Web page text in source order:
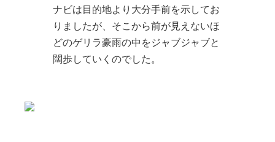
ナビは目的地より大分手前を示してお
りましたが、そこから前が見えないほ
どのゲリラ豪雨の中をジャブジャブと
闊歩していくのでした。